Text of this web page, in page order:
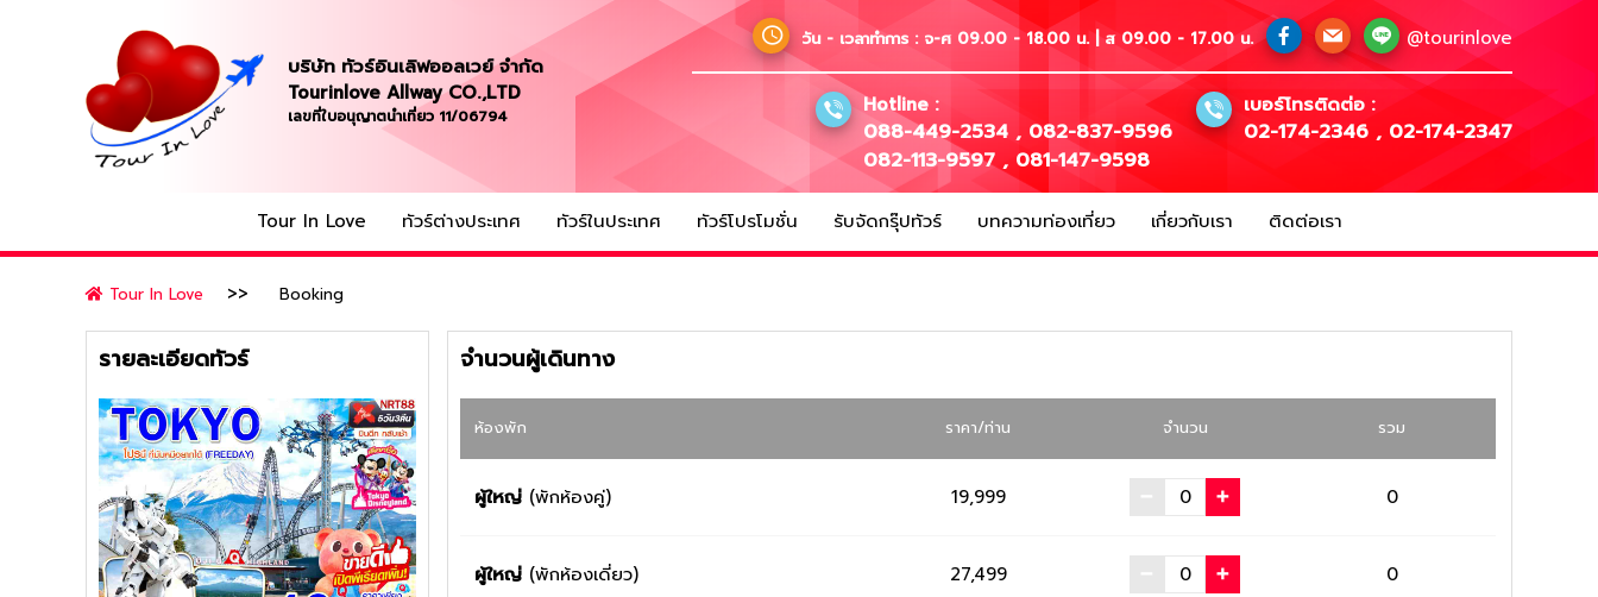
บริษัท ทัวร์อินเลิฟออลเวย์ จำกัด
Tourinlove Allway CO.,LTD
เลขที่ใบอนุญาตนำเที่ยว 11/06794
วัน - เวลาทำการ : จ-ศ 09.00 - 18.00 น. | ส 09.00 - 17.00 น. @tourinlove
Hotline :
088-449-2534 , 082-837-9596
082-113-9597, 081-147-9598
เบอร์โทรติดต่อ :
02-174-2346 , 02-174-2347
Tour In Love ทัวร์ต่างประเทศ ทัวร์ในประเทศ ทัวร์โปรโมชั่น รับจัดกรุ๊ปทัวร์ บทความท่องเที่ยว เกี่ยวกับเรา ติดต่อเรา
Tour In Love Booking
รายละเอียดทัวร์ จำนวนผู้เดินทาง
ห้องพัก ราคา/ท่าน จำนวน รวม
ผู้ใหญ่ (พักห้องคู่) 19,999 0
ผู้ใหญ่ (พักห้องเดี่ยว) 27,499 0